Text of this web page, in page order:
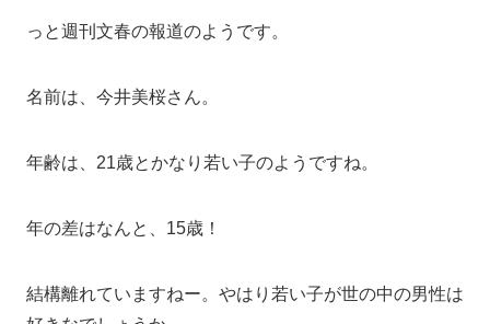
っと週刊文春の報道のようです。
名前は、今井美桜さん。
年齢は、21歳とかなり若い子のようですね。
年の差はなんと、15歳！
結構離れていますねー。やはり若い子が世の中の男性は